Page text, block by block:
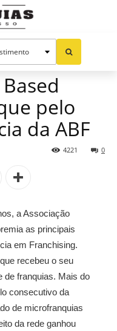
pelo
da ABF
0
4221
a Associação
as principais
em Franchising.
recebeu o seu
de franquias. Mais do
consecutivo da
de microfranquias
da rede ganhou